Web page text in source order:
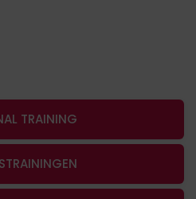
TRAINING